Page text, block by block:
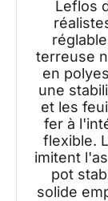
Leflos
terreuse
en
une
et les
fer à
flexible.
imitent
pot
solide